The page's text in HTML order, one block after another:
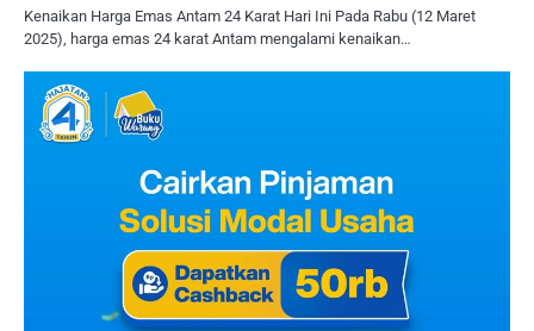
Kenaikan Harga Emas Antam 24 Karat Hari Ini Pada Rabu (12 Maret
2025), harga emas 24 karat Antam mengalami kenaikan…